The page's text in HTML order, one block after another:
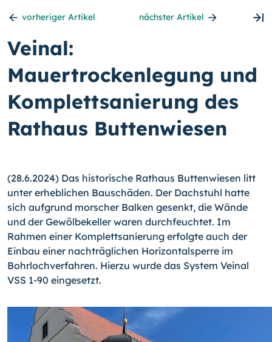
vorheriger Artikel nächster Artikel
Veinal:
Mauertrockenlegung und
Komplettsanierung des
Rathaus Buttenwiesen
(28.6.2024) Das historische Rathaus Buttenwiesen litt
unter erheblichen Bauschäden. Der Dachstuhl hatte
sich aufgrund morscher Balken gesenkt, die Wände
und der Gewölbekeller waren durchfeuchtet. Im
Rahmen einer Komplettsanierung erfolgte auch der
Einbau einer nachträglichen Horizontalsperre im
Bohrlochverfahren. Hierzu wurde das System Veinal
VSS 1-90 eingesetzt.